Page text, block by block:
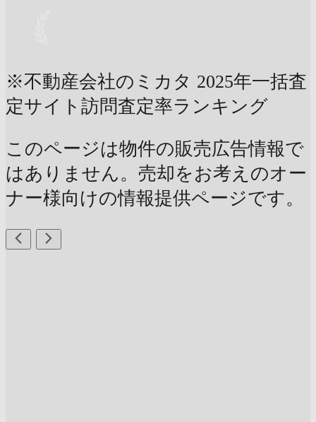
※不動産会社のミカタ 2025年一括査
定サイト訪問査定率ランキング
このページは物件の販売広告情報で
はありません。売却をお考えのオー
ナー様向けの情報提供ページです。